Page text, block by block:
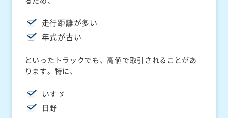
走行距離が多い
年式が古い
といったトラックでも、高値で取引されることがあ
ります。特に、
いすゞ
日野